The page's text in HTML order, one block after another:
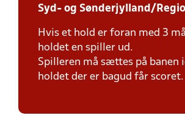
Syd- og Sønderjylland/
Hvis et hold er foran med 3
holdet en spiller ud.
Spilleren må sættes på banen
holdet der er bagud får scoret.